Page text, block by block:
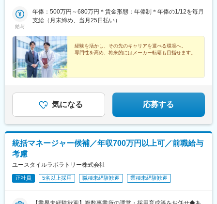
県【東京本社】東京都豊島区西池袋3-27-12 池袋ウェストパーク
ビル＊各線「池袋駅」西口より徒歩5分【大阪オフィス】大阪府大
各線「本町駅」より徒歩1分【福岡オフィス】福岡県福岡市博多区
博多駅前2-19-24 大博センタービル6F＊JR・福岡市地下鉄各線
「博多駅」より徒歩5分
給与
年俸：500万円～680万円＊賃金形態：年俸制＊年俸の1/12を毎月
支給（月末締め、当月25日払い）
経験を活かし、その先のキャリアを選べる環境へ。
専門性を高め、将来的にはメーカー転籍も目指せます。
気になる 応募する
統括マネージャー候補／年収700万円以上可／前職給与
考慮
ユースタイルラボラトリー株式会社
正社員 5名以上採用 職種未経験歓迎 業種未経験歓迎